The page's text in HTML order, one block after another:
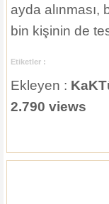
ayda
bin kişinin de
Etiketler :
Ekleyen :
2.790 views